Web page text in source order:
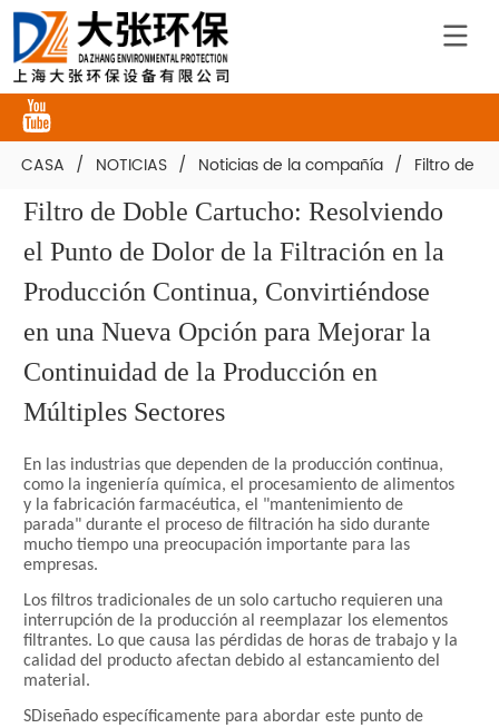
CASA / NOTICIAS / Noticias de la compañía / Filtro de
Filtro de Doble Cartucho: Resolviendo
el Punto de Dolor de la Filtración en la
Producción Continua, Convirtiéndose
en una Nueva Opción para Mejorar la
Continuidad de la Producción en
Múltiples Sectores